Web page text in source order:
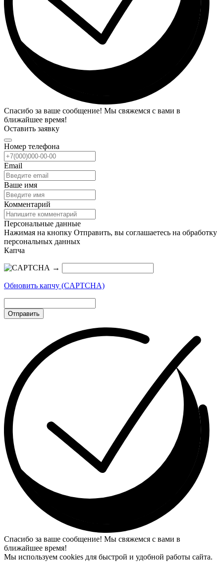
Спасибо за ваше сообщение! Мы свяжемся с вами в
ближайшее время!
Оставить заявку
Номер телефона
Email
Ваше имя
Комментарий
Персональные данные
Нажимая на кнопку Отправить, вы соглашаетесь на обработку
персональных данных
Капча
→
Обновить капчу (CAPTCHA)
Отправить
Спасибо за ваше сообщение! Мы свяжемся с вами в
ближайшее время!
Мы используем cookies для быстрой и удобной работы сайта.